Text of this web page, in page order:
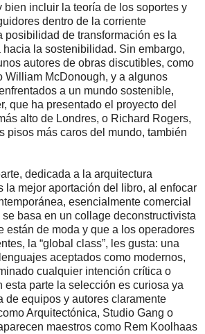
bien incluir la teoría de los soportes y
dentro de la corriente
posibilidad de transformación es la
la sostenibilidad. Sin embargo,
autores de obras discutibles, como
William McDonough, y a algunos
a un mundo sostenible,
que ha presentado el proyecto del
alto de Londres, o Richard Rogers,
pisos más caros del mundo, también
dedicada a la arquitectura
la mejor aportación del libro, al enfocar
esencialmente comercial
basa en un collage deconstructivista
están de moda y que a los operadores
la “global class”, les gusta: una
aceptados como modernos,
cualquier intención crítica o
esta parte la selección es curiosa ya
de equipos y autores claramente
Arquitectónica, Studio Gang o
maestros como Rem Koolhaas